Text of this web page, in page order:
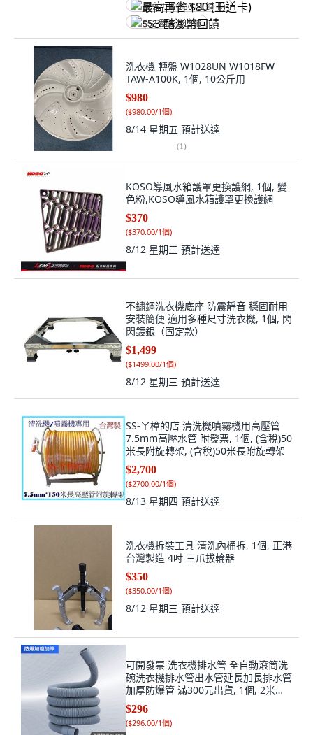
最高再省 $80 (王道卡)
$53 酷澎幣回饋
洗衣機 轉盤 W1028UN W1018FW
TAW-A100K, 1個, 10公斤用
$980
($980.00/1個)
8/14 星期五 預計送達
(1)
KOSO導風水箱護罩更換護網, 1個, 變
色粉,KOSO導風水箱護罩更換護網
$370
($370.00/1個)
8/12 星期三 預計送達
不鏽鋼洗衣機底座 防震靜音 穩固耐用
安裝簡便 適用多種尺寸洗衣機, 1個, 閃
閃鍍銀（固定款）
$1,499
($1499.00/1個)
8/12 星期三 預計送達
SS-ㄚ樟的店 清洗機噴霧機用高壓管
7.5mm高壓水管 附發票, 1個, (含稅)50
米長附旋轉架, (含稅)50米長附旋轉架
$2,700
($2700.00/1個)
8/13 星期四 預計送達
洗衣機拆裝工具 清洗內桶拆, 1個, 正港
台灣製造 4吋 三爪拔輪器
$350
($350.00/1個)
8/12 星期三 預計送達
可開發票 洗衣機排水管 全自動滾筒洗
碗洗衣機排水管出水管延長加長排水管
加厚防爆管 滿300元出貨, 1個, 2米送
連接頭和2卡箍（2-2.5cm
$296
($296.00/1個)